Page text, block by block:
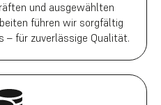
und ausgewählten
führen wir sorgfältig
– für zuverlässige Qualität.